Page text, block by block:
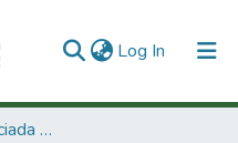
Log In (current)
1. Investigación Financiada con Recursos Públicos